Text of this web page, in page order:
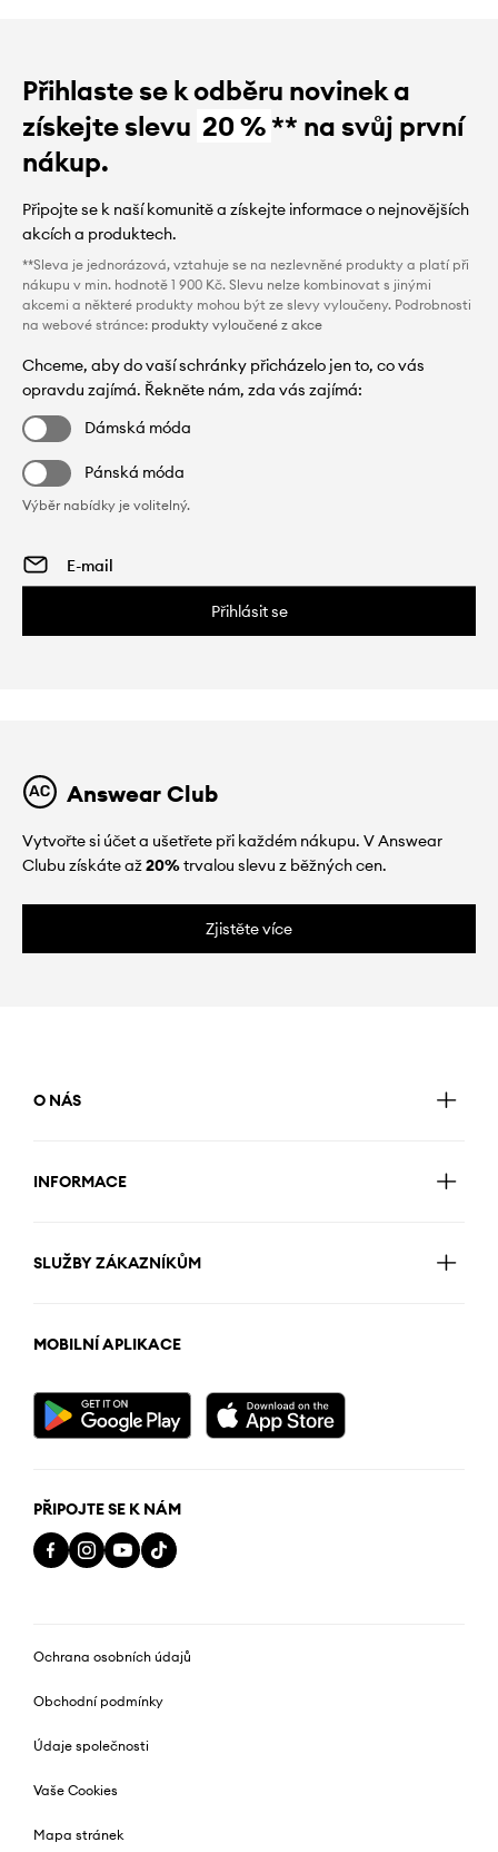
Přihlaste se k odběru novinek a
získejte slevu 20 %** na svůj první
nákup.
Připojte se k naší komunitě a získejte informace o nejnovějších
akcích a produktech.
**Sleva je jednorázová, vztahuje se na nezlevněné produkty a platí při
nákupu v min. hodnotě 1 900 Kč. Slevu nelze kombinovat s jinými
akcemi a některé produkty mohou být ze slevy vyloučeny. Podrobnosti
na webové stránce: produkty vyloučené z akce
Chceme, aby do vaší schránky přicházelo jen to, co vás
opravdu zajímá. Řekněte nám, zda vás zajímá:
Dámská móda
Pánská móda
Výběr nabídky je volitelný.
Přihlásit se
Answear Club
Vytvořte si účet a ušetřete při každém nákupu. V Answear
Clubu získáte až20%trvalou slevu z běžných cen.
Zjistěte více
O NÁS
INFORMACE
SLUŽBY ZÁKAZNÍKŮM
MOBILNÍ APLIKACE
PŘIPOJTE SE K NÁM
Ochrana osobních údajů
Obchodní podmínky
Údaje společnosti
Vaše Cookies
Mapa stránek